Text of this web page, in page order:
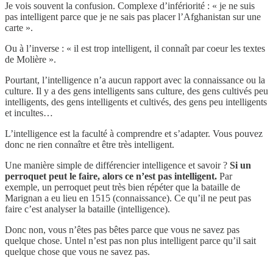
Je vois souvent la confusion. Complexe d’infériorité : « je ne suis
pas intelligent parce que je ne sais pas placer l’Afghanistan sur une
carte ».
Ou à l’inverse : « il est trop intelligent, il connaît par coeur les textes
de Molière ».
Pourtant, l’intelligence n’a aucun rapport avec la connaissance ou la
culture. Il y a des gens intelligents sans culture, des gens cultivés peu
intelligents, des gens intelligents et cultivés, des gens peu intelligents
et incultes…
L’intelligence est la faculté à comprendre et s’adapter. Vous pouvez
donc ne rien connaître et être très intelligent.
Une manière simple de différencier intelligence et savoir ? Si un
perroquet peut le faire, alors ce n’est pas intelligent. Par
exemple, un perroquet peut très bien répéter que la bataille de
Marignan a eu lieu en 1515 (connaissance). Ce qu’il ne peut pas
faire c’est analyser la bataille (intelligence).
Donc non, vous n’êtes pas bêtes parce que vous ne savez pas
quelque chose. Untel n’est pas non plus intelligent parce qu’il sait
quelque chose que vous ne savez pas.